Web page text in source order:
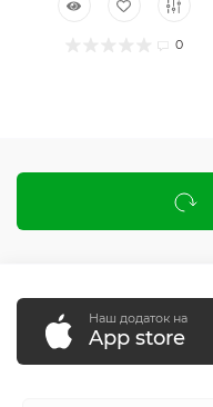
0
Наш додаток на
App store